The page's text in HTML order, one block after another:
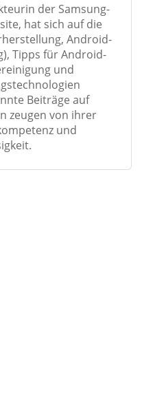
der Samsung-
hat sich auf die
Android-
Tipps für Android-
und
Beiträge auf
zeugen von ihrer
und